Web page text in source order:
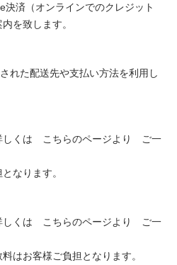
済（オンラインでのクレジット
を致します。
れた配送先や支払い方法を利用し
しくは
こちらのページより
ご一
なります。
しくは
こちらのページより
ご一
はお客様ご負担となります。